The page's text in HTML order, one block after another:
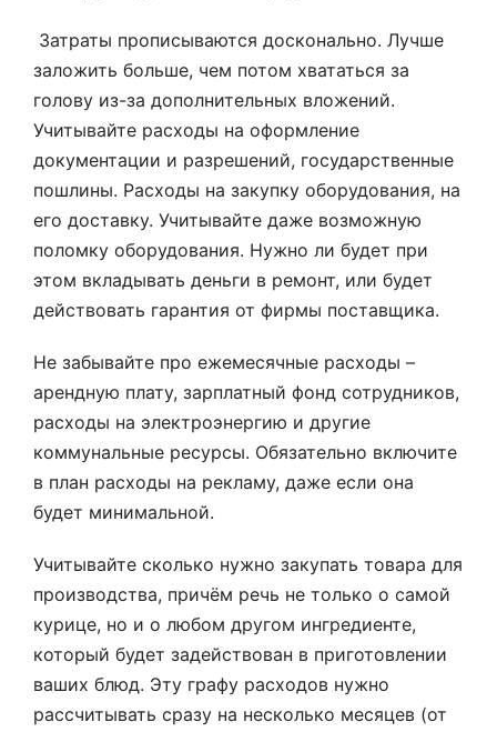
Затраты прописываются досконально. Лучше
заложить больше, чем потом хвататься за
голову из-за дополнительных вложений.
Учитывайте расходы на оформление
документации и разрешений, государственные
пошлины. Расходы на закупку оборудования, на
его доставку. Учитывайте даже возможную
поломку оборудования. Нужно ли будет при
этом вкладывать деньги в ремонт, или будет
действовать гарантия от фирмы поставщика.
Не забывайте про ежемесячные расходы –
арендную плату, зарплатный фонд сотрудников,
расходы на электроэнергию и другие
коммунальные ресурсы. Обязательно включите
в план расходы на рекламу, даже если она
будет минимальной.
Учитывайте сколько нужно закупать товара для
производства, причём речь не только о самой
курице, но и о любом другом ингредиенте,
который будет задействован в приготовлении
ваших блюд. Эту графу расходов нужно
рассчитывать сразу на несколько месяцев (от